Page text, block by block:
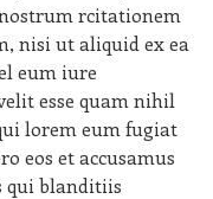
rcitationem
nisi ut aliquid ex ea
eum iure
esse quam nihil
lorem eum fugiat
eos et accusamus
qui blanditiis